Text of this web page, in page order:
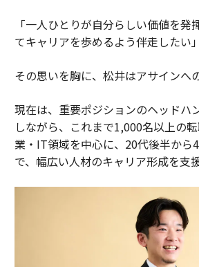
「一人ひとりが自分らしい価値を発
てキャリアを歩めるよう伴走したい」
その思いを胸に、松井はアサインへ
現在は、重要ポジションのヘッドハ
しながら、これまで1,000名以上の
業・IT領域を中心に、20代後半から
で、幅広い人材のキャリア形成を支